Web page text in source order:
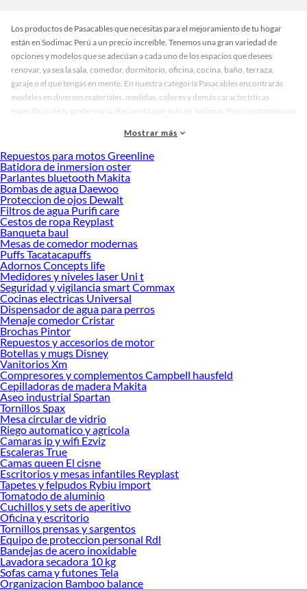
Los productos de Pasacables que necesitas para el mejoramiento de tu hogar
están en Sodimac Perú a un precio increíble. Tenemos una gran variedad de
opciones y modelos que se adecúan a cada uno de los espacios que desees
renovar, ya sea la sala, comedor, dormitorio, oficina, cocina, baño, terraza,
garaje o el que tengas en mente. En nuestra categoría Pasacables encontrarás
modelos en diversos materiales, medidas, colores y demás características
específicas de tu preferencia. Recuerda que solo en Sodimac Perú contamos con
Precios de Pasacables en Sodimac Perú
Si buscas ahorrar, estás en la tienda correcta porque en Sodimac tenemos
nuestra política de precios bajos garantizados en Pasacables, así que no dudes
más y compra online este producto con sus complementos para que termines tu
proyecto al 100% a un costo económico. Además, elige entre las opciones de
delivery o recojo en tienda.
Las mejores marcas de Pasacables
Sabemos que la calidad, confianza y seguridad son factores importantes al
momento de decidir qué modelo comprar, por ello contamos con una amplia
oferta de marcas prestigiosas y reconocidas en Pasacables. De esta manera,
inviertes en durabilidad, rendimiento, excelencia y satisfacción garantizada.
¡Lleva más por menos!
Complementa tu compra con estos productos:
Herramientas para electricista
Amperímetros
Multimetro
Pelacables
Mostrar más
Repuestos para motos Greenline
Batidora de inmersion oster
Parlantes bluetooth Makita
Bombas de agua Daewoo
Proteccion de ojos Dewalt
Filtros de agua Purifi care
Cestos de ropa Reyplast
Banqueta baul
Mesas de comedor modernas
Puffs Tacatacapuffs
Adornos Concepts life
Medidores y niveles laser Uni t
Seguridad y vigilancia smart Commax
Cocinas electricas Universal
Dispensador de agua para perros
Menaje comedor Cristar
Brochas Pintor
Repuestos y accesorios de motor
Botellas y mugs Disney
Vanitorios Xm
Compresores y complementos Campbell hausfeld
Cepilladoras de madera Makita
Aseo industrial Spartan
Tornillos Spax
Mesa circular de vidrio
Riego automatico y agricola
Camaras ip y wifi Ezviz
Escaleras True
Camas queen El cisne
Escritorios y mesas infantiles Reyplast
Tapetes y felpudos Rybiu import
Tomatodo de aluminio
Cuchillos y sets de aperitivo
Oficina y escritorio
Tornillos prensas y sargentos
Equipo de proteccion personal Rdl
Bandejas de acero inoxidable
Lavadora secadora 10 kg
Sofas cama y futones Tela
Organizacion Bamboo balance